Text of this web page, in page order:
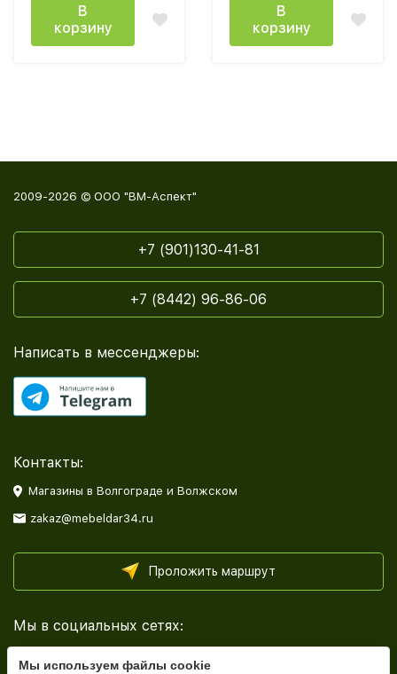
В
корзину
В
корзину
2009-2026 © ООО "ВМ-Аспект"
+7 (901)130-41-81
+7 (8442) 96-86-06
Написать в мессенджеры:
Контакты:
Магазины в Волгограде и Волжском
zakaz@mebeldar34.ru
Проложить маршрут
Мы в социальных сетях:
Мы используем файлы cookie